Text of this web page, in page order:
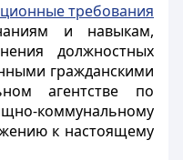
требования
и навыкам,
должностных
гражданскими
агентстве по
коммунальному
к настоящему